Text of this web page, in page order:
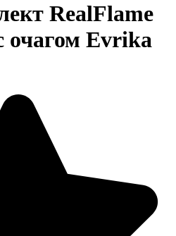
RealFlame
очагом Evrika